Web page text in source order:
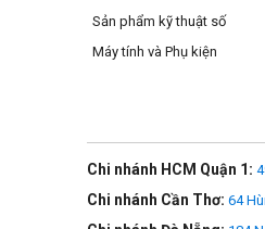
Bộ điều khiển từ xa
Dễ dàng thực hiện các
Sản phẩm kỹ thuật số
Máy tính và Phụ kiện
Chi nhánh HCM Quận 1:
Chi nhánh Cần Thơ: 64